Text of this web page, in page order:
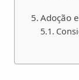
Adoção